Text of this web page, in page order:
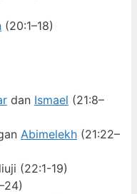
(20:1–18)
dan Ismael (21:8–
Abimelekh (21:22–
(22:1-19)